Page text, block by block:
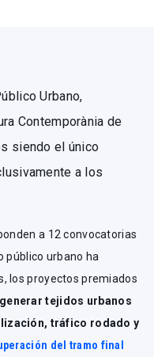
Urbano,
Contemporània de
siendo el único
a los
a 12 convocatorias
público urbano ha
los proyectos premiados
tejidos urbanos
tráfico rodado y
del tramo final